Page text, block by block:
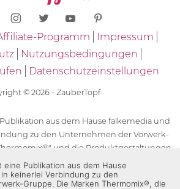
Programm
Impressum
Nutzungsbedingungen
Datenschutzeinstellungen
© 2026 - ZauberTopf
aus dem Hause falkemedia und
zu den Unternehmen der Vorwerk-
und die Produktgestaltungen
eingetragene Marken der Unternehmen
Marken Thermomix®, die Zeichen TM5®,
eine Publikation aus dem Hause
keinerlei Verbindung zu den
Gruppe. Die Marken Thermomix®, die